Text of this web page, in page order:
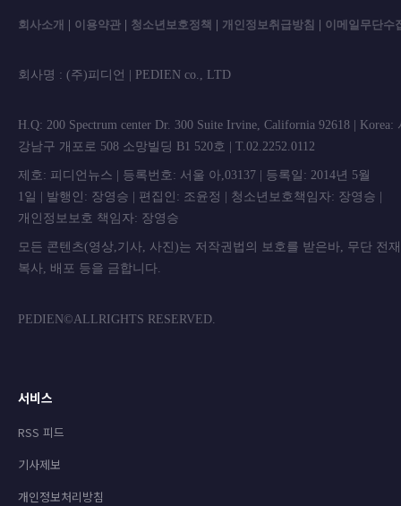
회사소개 이용약관 청소년보호정책 개인정보취급방침 이메일무단수
회사명 : (주)피디언 | PEDIEN co.,
H.Q: 200 Spectrum center Dr. 300 Suite Irvine, California 92618 | Korea:
강남구 개포로 508 소망빌딩 B1 520호 | T.02.2252.0112
제호: 피디언뉴스 | 등록번호: 서울 아,03137 | 등록일: 2014년 5월
1일 | 발행인: 장영승 | 편집인: 조윤정 | 청소년보호책임자: 장영승 |
개인정보보호 책임자: 장영승
모든 콘텐츠(영상,기사, 사진)는 저작권법의 보호를 받은바, 무단 전
복사, 배포 등을 금합니
PEDIEN©ALLRIGHTS RESERVED.
서비스
RSS 피드
기사제보
개인정보처리방침